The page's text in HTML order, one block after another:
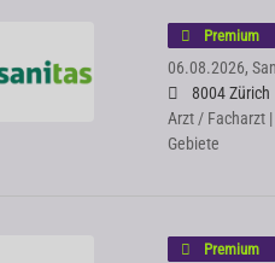
Premium
06.08.2026,
8004 Zürich
Arzt / Facharzt
Gebiete
Premium